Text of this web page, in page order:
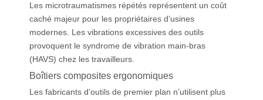
Les microtraumatismes répétés représentent un coût
caché majeur pour les propriétaires d’usines
modernes. Les vibrations excessives des outils
provoquent le syndrome de vibration main-bras
(HAVS) chez les travailleurs.
Boîtiers composites ergonomiques
Les fabricants d’outils de premier plan n’utilisent plus